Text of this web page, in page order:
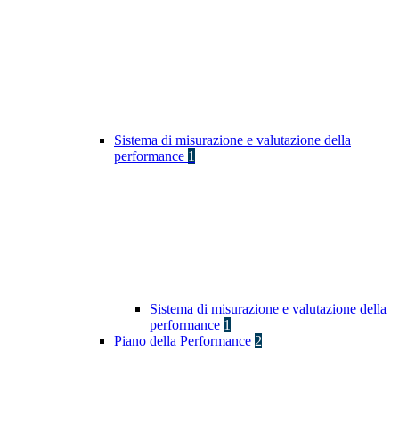
Sistema di misurazione e valutazione della
performance 1
Sistema di misurazione e valutazione della
performance 1
Piano della Performance 2